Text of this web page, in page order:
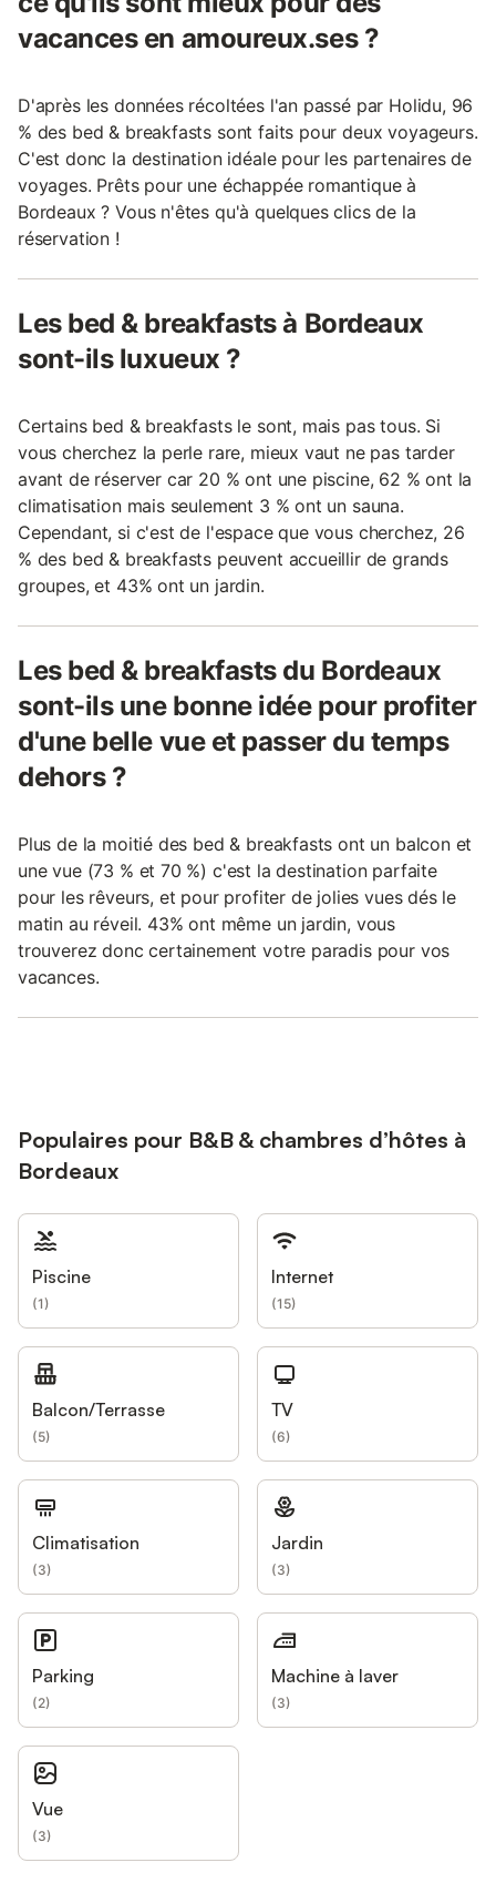
vacances en amoureux.ses ?
D'après les données récoltées l'an passé par Holidu, 96
% des bed & breakfasts sont faits pour deux voyageurs.
C'est donc la destination idéale pour les partenaires de
voyages. Prêts pour une échappée romantique à
Bordeaux ? Vous n'êtes qu'à quelques clics de la
réservation !
Les bed & breakfasts à Bordeaux
sont-ils luxueux ?
Certains bed & breakfasts le sont, mais pas tous. Si
vous cherchez la perle rare, mieux vaut ne pas tarder
avant de réserver car 20 % ont une piscine, 62 % ont la
climatisation mais seulement 3 % ont un sauna.
Cependant, si c'est de l'espace que vous cherchez, 26
% des bed & breakfasts peuvent accueillir de grands
groupes, et 43% ont un jardin.
Les bed & breakfasts du Bordeaux
sont-ils une bonne idée pour profiter
d'une belle vue et passer du temps
dehors ?
Plus de la moitié des bed & breakfasts ont un balcon et
une vue (73 % et 70 %) c'est la destination parfaite
pour les rêveurs, et pour profiter de jolies vues dés le
matin au réveil. 43% ont même un jardin, vous
trouverez donc certainement votre paradis pour vos
vacances.
Populaires pour B&B & chambres d’hôtes à
Bordeaux
Piscine
(1)
Internet
(15)
Balcon/Terrasse
(5)
TV
(6)
Climatisation
(3)
Jardin
(3)
Parking
(2)
Machine à laver
(3)
Vue
(3)